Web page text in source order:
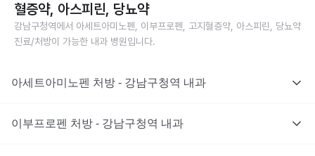
혈증약, 아스피린, 당뇨약
강남구청역에서 아세트아미노펜, 이부프로펜, 고지혈증약, 아스피린, 당뇨약
진료/처방이 가능한 내과 병원입니다.
아세트아미노펜 처방 - 강남구청역 내과
이부프로펜 처방 - 강남구청역 내과